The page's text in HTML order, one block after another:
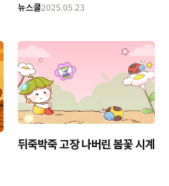
뉴스쿨2025.05.23
뒤죽박죽 고장 나버린 봄꽃 시계